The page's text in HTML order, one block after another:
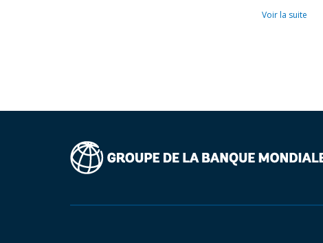
Voir la suite